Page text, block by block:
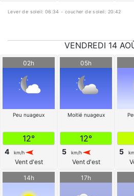
Lever de soleil: 06:34 - coucher de soleil: 20:42
VENDREDI 14
02h
Peu nuageux
12°
4 km/h
Vent d'est
05h
Moitié nuageux
12°
5 km/h
Vent d'est
5
14h 17h